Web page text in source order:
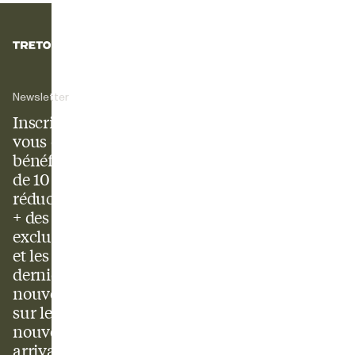
Newsletter
Inscrivez-
vous et
bénéficiez
de 10 % de
réduction
+ des offres
exclusives
et les
dernières
nouvelles
sur les
nouveaux
arrivages.